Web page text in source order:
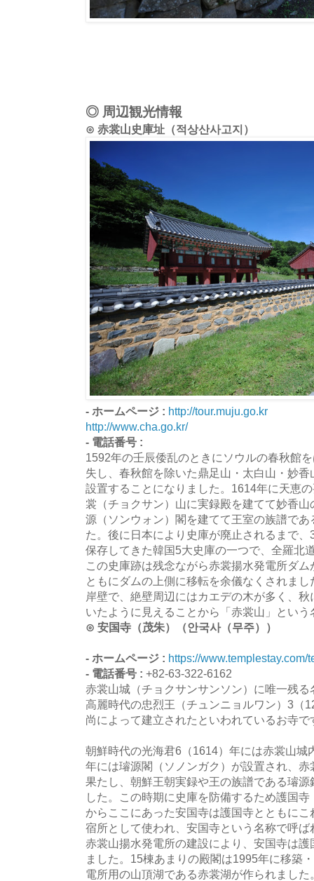
◎ 周辺観光情報
⊙ 赤裳山史庫址（적상산사고지）
- ホームページ : http://tour.muju.go.kr
http://www.cha.go.kr/
- 電話番号 :
1592年の壬辰倭乱のときにソウルの春秋館
失し、春秋館を除いた鼎足山・太白山・妙
設置することになりました。1614年に天恵
裳（チョクサン）山に実録殿を建てて妙香
源（ソンウォン）閣を建てて王室の族譜で
た。後に日本により史庫が廃止されるまで
保存してきた韓国5大史庫の一つで、全羅北
この史庫跡は残念ながら赤裳揚水発電所ダ
ともにダムの上側に移転を余儀なくされま
岸壁で、絶壁周辺にはカエデの木が多く、
いたように見えることから「赤裳山」とい
⊙ 安国寺（茂朱）（안국사（무주））
- ホームページ : https://
- 電話番号 : +82-63-322-6162
赤裳山城（チョクサンサンソン）に唯一残
高麗時代の忠烈王（チュンニョルワン）3（
尚によって建立されたといわれているお寺で
朝鮮時代の光海君6（1614）年には赤裳山城
年には璿源閣（ソノンガク）が設置され、
果たし、朝鮮王朝実録や王の族譜である璿
した。この時期に史庫を防備するため護国
からここにあった安国寺は護国寺とともに
宿所として使われ、安国寺という名称で呼ば
赤裳山揚水発電所の建設により、安国寺は
ました。15棟あまりの殿閣は1995年に移築
電所用の山頂湖である赤裳湖が作られまし